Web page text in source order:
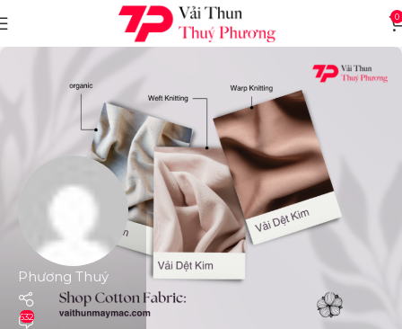
0
Phương Thuý
632